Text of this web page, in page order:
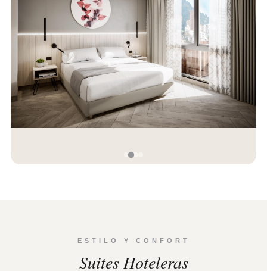
ESTILO Y CONFORT
Suites Hoteleras